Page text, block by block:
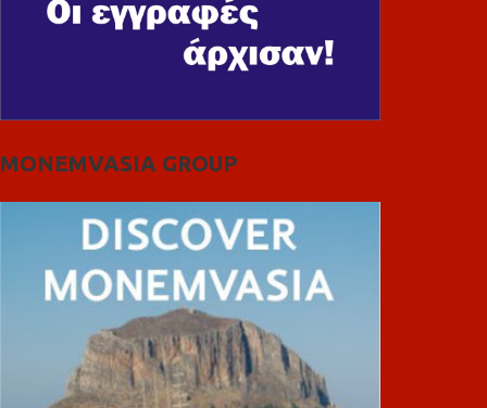
MONEMVASIA GROUP